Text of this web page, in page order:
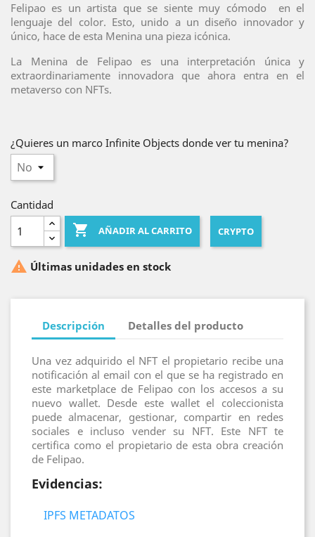
Felipao es un artista que se siente muy cómodo en el
lenguaje del color. Esto, unido a un diseño innovador y
único, hace de esta Menina una pieza icónica.
La Menina de Felipao es una interpretación única y
extraordinariamente innovadora que ahora entra en el
metaverso con NFTs.
¿Quieres un marco Infinite Objects donde ver tu menina?
Cantidad
 AÑADIR AL CARRITO CRYPTO
 Últimas unidades en stock
Descripción Detalles del producto
Una vez adquirido el NFT el propietario recibe una
notificación al email con el que se ha registrado en
este marketplace de Felipao con los accesos a su
nuevo wallet. Desde este wallet el coleccionista
puede almacenar, gestionar, compartir en redes
sociales e incluso vender su NFT. Este NFT te
certifica como el propietario de esta obra creación
de Felipao.
Evidencias:
IPFS METADATOS